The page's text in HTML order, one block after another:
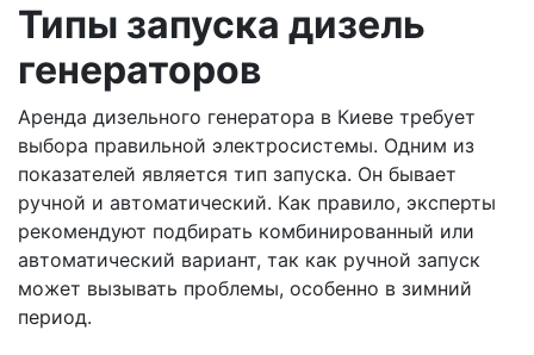
Типы запуска дизель
генераторов
Аренда дизельного генератора в Киеве требует
выбора правильной электросистемы. Одним из
показателей является тип запуска. Он бывает
ручной и автоматический. Как правило, эксперты
рекомендуют подбирать комбинированный или
автоматический вариант, так как ручной запуск
может вызывать проблемы, особенно в зимний
период.